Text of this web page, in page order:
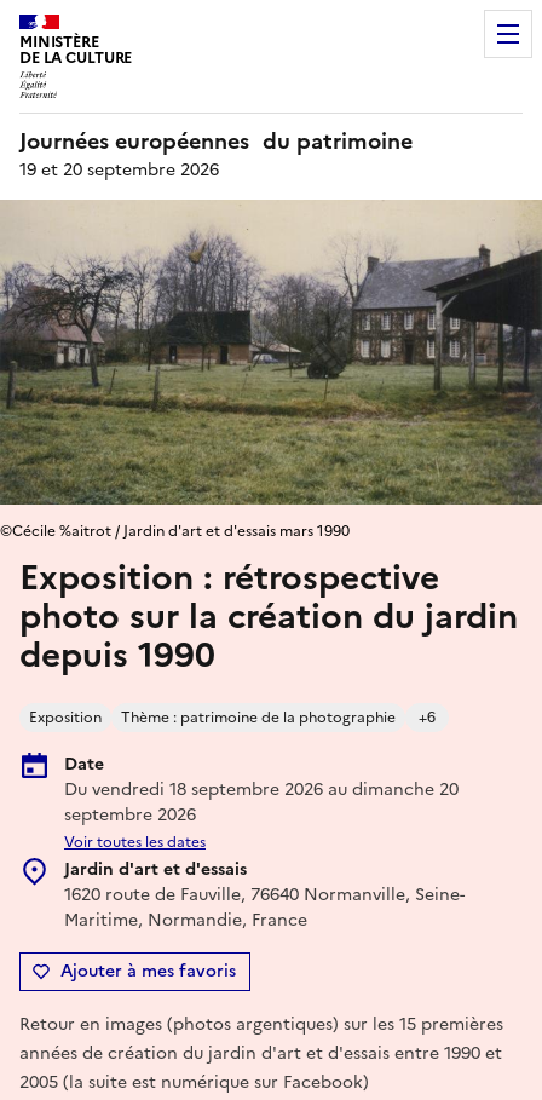
MINISTÈRE
DE LA CULTURE
Journées européennes du patrimoine
19 et 20 septembre 2026
Exposition : rétrospective
photo sur la création du jardin
depuis 1990
Exposition Thème : patrimoine de la photographie +6
Date
Du vendredi 18 septembre 2026 au dimanche 20
septembre 2026
Voir toutes les dates
Jardin d'art et d'essais
1620 route de Fauville, 76640 Normanville, Seine-
Maritime, Normandie, France
Ajouter à mes favoris
©Cécile %aitrot / Jardin d'art et d'essais mars 1990
Retour en images (photos argentiques) sur les 15 premières
années de création du jardin d'art et d'essais entre 1990 et
2005 (la suite est numérique sur Facebook)